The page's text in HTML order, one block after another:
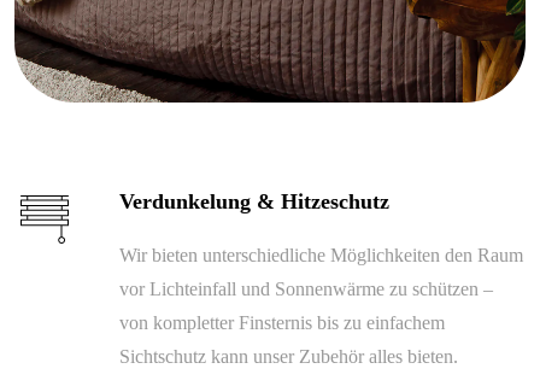
Verdunkelung & Hitzeschutz
Wir bieten unterschiedliche Möglichkeiten den Raum
vor Lichteinfall und Sonnenwärme zu schützen –
von kompletter Finsternis bis zu einfachem
Sichtschutz kann unser Zubehör alles bieten.